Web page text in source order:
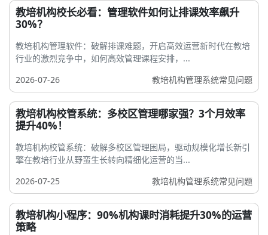
教培机构校长必看：管理软件如何让排课效率飙升
30%？
教培机构管理软件：破解排课难题，开启高效运营新时代在教培
行业的激烈竞争中，如何高效管理课程安排，...
2026-07-26
教培机构管理系统常见问题
教培机构校管系统：多校区管理哪家强？3个月效率
提升40%！
教培机构校管系统：破解多校区管理困局，驱动规模化增长新引
擎在教培行业从野蛮生长转向精细化运营的当...
2026-07-25
教培机构管理系统常见问题
教培机构小程序：90%机构课时消耗提升30%的运营
策略